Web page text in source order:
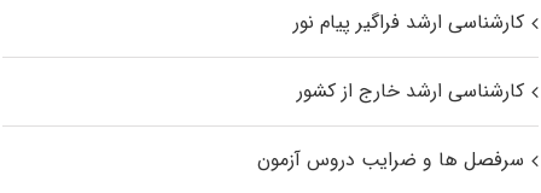
کارشناسی ارشد فراگیر پیام نور
کارشناسی ارشد خارج از کشور
سرفصل ها و ضرایب دروس آزمون